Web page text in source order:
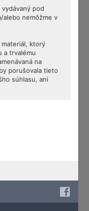
vydávaný pod
alebo nemôžme v
ktorý
a trvalému
na
porušovala tieto
súhlasu, ani